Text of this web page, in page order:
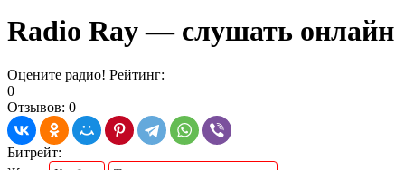
Radio Ray — слушать онлайн
Оцените радио! Рейтинг:
0
Отзывов: 0
Битрейт: